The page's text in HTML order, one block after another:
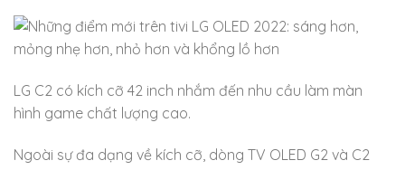
LG C2 có kích cỡ 42 inch nhắm đến nhu cầu làm màn
hình game chất lượng cao.
Ngoài sự đa dạng về kích cỡ, dòng TV OLED G2 và C2